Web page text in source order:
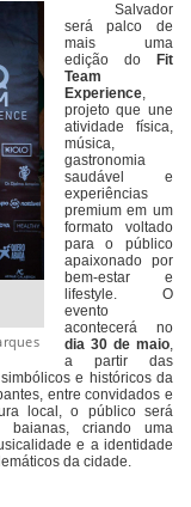
Salvador
será palco de
mais uma
edição do
Fit
Team
Experience,
projeto que une
atividade física,
música,
gastronomia
saudável e
experiências
premium em um
formato voltado
para o público
apaixonado por
bem-estar e
lifestyle. O
evento
acontecerá no
dia 30 de maio,
a partir das
e históricos da
entre convidados e
local, o público será
baianas, criando uma
e a identidade
da cidade.